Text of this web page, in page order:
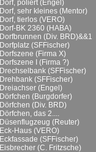
Dorf, poliert (Engel)
Dorf, sehr kleines (Mentor)
Dorf, tierlos (VERO)
Dorf-BK 2360 (HABA)
Dorfbrunnen (Div. BRD)&&1
Dorfplatz (SFFischer)
Dorfszene (Firma X)
Dorfszene I (Firma ?)
Drechselbank (SFFischer)
Drehbank (SFFischer)
Dreiachser (Engel)
Dörfchen (Burgdorfer)
Dörfchen (Div. BRD)
Dörfchen, das 2....
Düsenflugzeug (Reuter)
Eck-Haus (VERO)
Eckfassade (SFFischer)
Eisbrecher (C. Fritzsche)